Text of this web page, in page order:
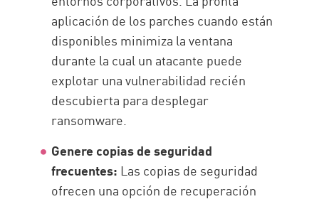
aplicación de los parches cuando están
disponibles minimiza la ventana
durante la cual un atacante puede
explotar una vulnerabilidad recién
descubierta para desplegar
ransomware.
Genere copias de seguridad
frecuentes: Las copias de seguridad
ofrecen una opción de recuperación